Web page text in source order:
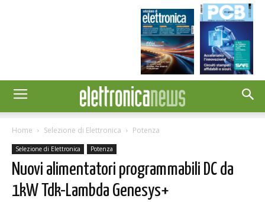
Home Selezione di Elettronica Potenza
Selezione di Elettronica Potenza
Nuovi alimentatori programmabili DC da
1kW Tdk-Lambda Genesys+